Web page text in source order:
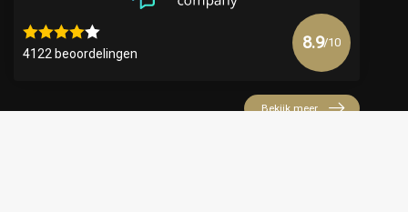
4122 beoordelingen
8.9/10
Bekijk meer